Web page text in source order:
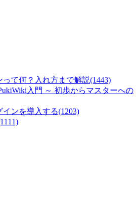
って何？入れ方まで解説(1443)
入門 ～ 初歩からマスターへの
インを導入する(1203)